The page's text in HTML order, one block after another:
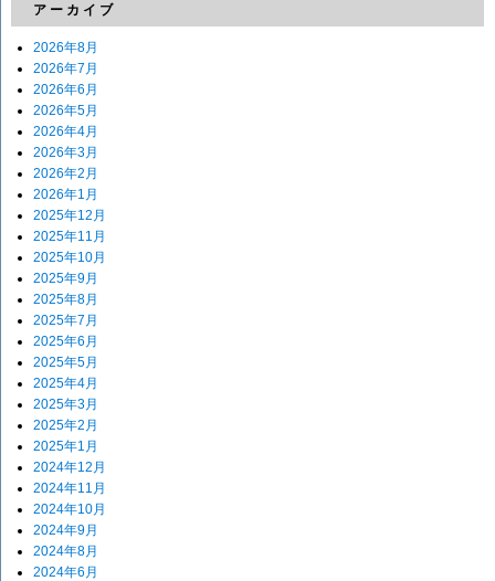
アーカイブ
2026年8月
2026年7月
2026年6月
2026年5月
2026年4月
2026年3月
2026年2月
2026年1月
2025年12月
2025年11月
2025年10月
2025年9月
2025年8月
2025年7月
2025年6月
2025年5月
2025年4月
2025年3月
2025年2月
2025年1月
2024年12月
2024年11月
2024年10月
2024年9月
2024年8月
2024年6月